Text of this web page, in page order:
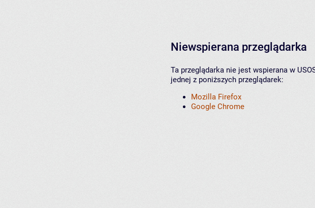
Niewspierana przeglądarka
Ta przeglądarka nie jest wspierana w
jednej z poniższych przeglądarek:
Mozilla Firefox
Google Chrome